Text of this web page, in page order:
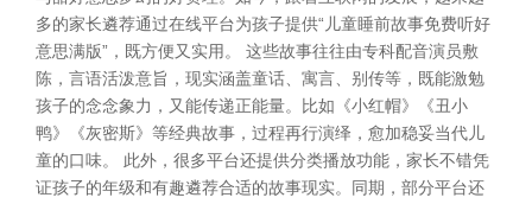
多的家长遴荐通过在线平台为孩子提供“儿童睡前故事免费听好
意思满版”，既方便又实用。 这些故事往往由专科配音演员敷
陈，言语活泼意旨，现实涵盖童话、寓言、别传等，既能激勉
孩子的念念象力，又能传递正能量。比如《小红帽》《丑小
鸭》《灰密斯》等经典故事，过程再行演绎，愈加稳妥当代儿
童的口味。 此外，很多平台还提供分类播放功能，家长不错凭
证孩子的年级和有趣遴荐合适的故事现实。同期，部分平台还